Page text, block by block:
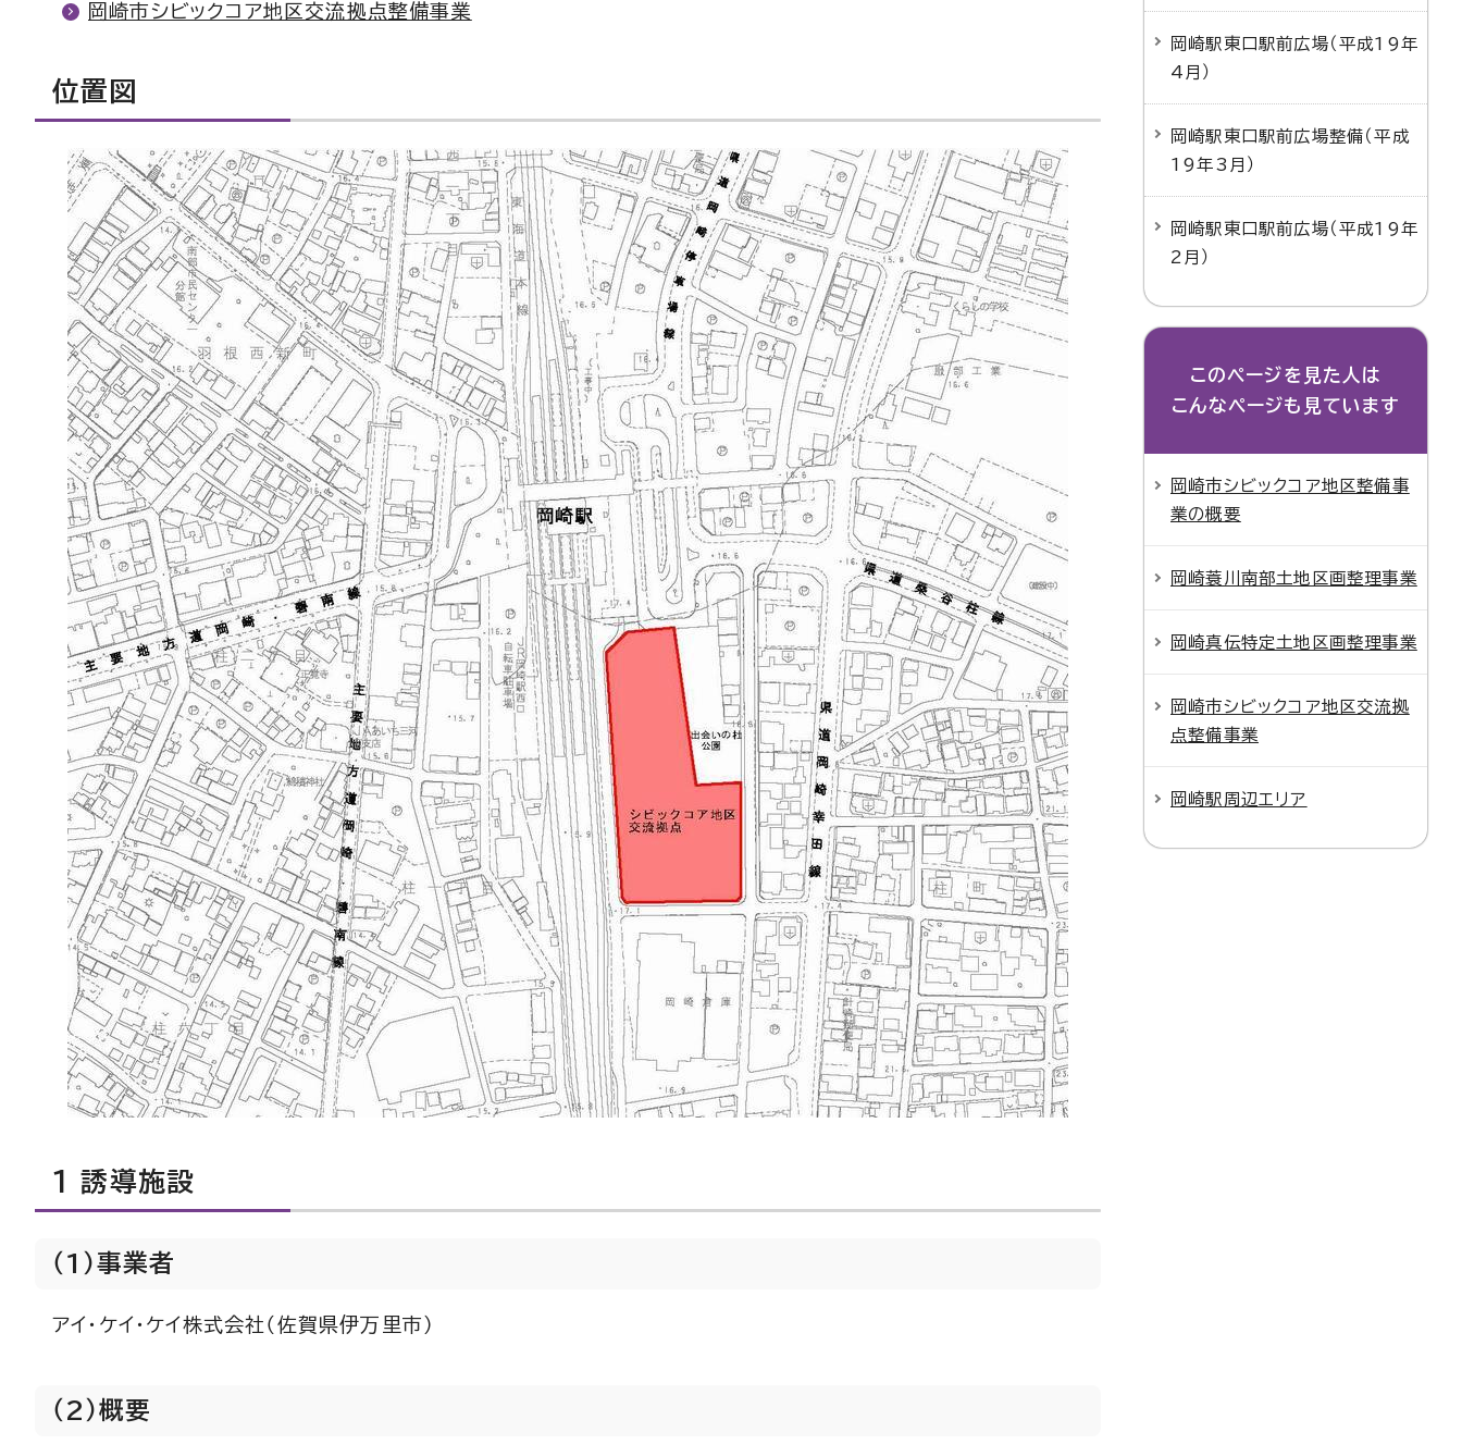
岡崎市シビックコア地区交流拠点整備事業
位置図
1 誘導施設
（1）事業者
アイ・ケイ・ケイ株式会社（佐賀県伊万里市）
（2）概要
岡崎駅東口駅前広場（平成19年
4月）
岡崎駅東口駅前広場整備（平成
19年3月）
岡崎駅東口駅前広場（平成19年
2月）
このページを見た人は
こんなページも見ています
岡崎市シビックコア地区整備事
業の概要
岡崎蓑川南部土地区画整理事業
岡崎真伝特定土地区画整理事業
岡崎市シビックコア地区交流拠
点整備事業
岡崎駅周辺エリア